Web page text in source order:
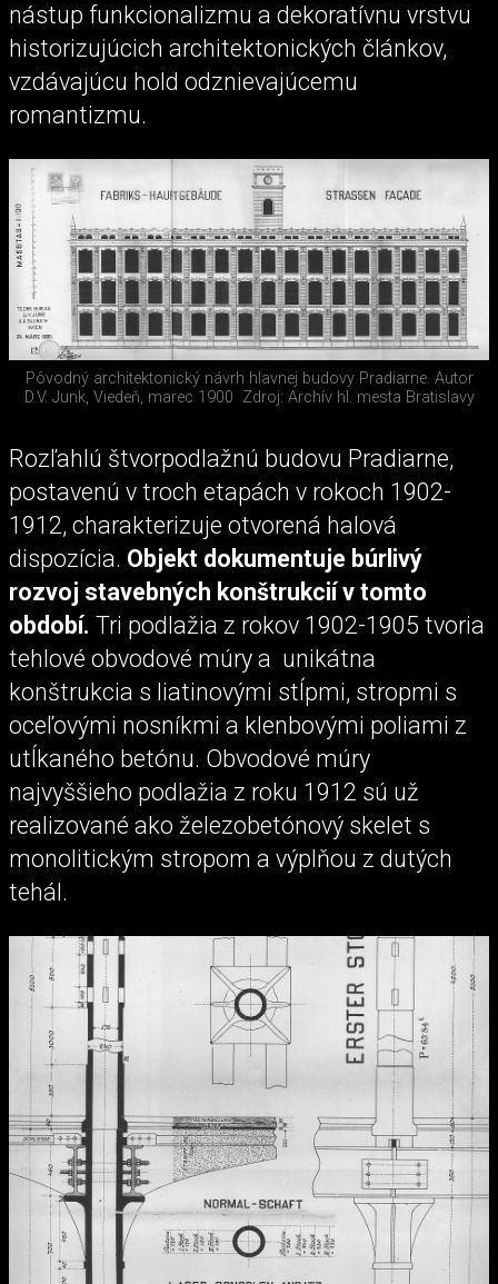
nástup funkcionalizmu a dekoratívnu vrstvu
historizujúcich architektonických článkov,
vzdávajúcu hold odznievajúcemu
romantizmu.
Pôvodný architektonický návrh hlavnej budovy Pradiarne. Autor
D.V. Junk, Viedeň, marec 1900 Zdroj: Archív hl. mesta Bratislavy
Rozľahlú štvorpodlažnú budovu Pradiarne,
postavenú v troch etapách v rokoch 1902-
1912, charakterizuje otvorená halová
dispozícia. Objekt dokumentuje búrlivý
rozvoj stavebných konštrukcií v tomto
období. Tri podlažia z rokov 1902-1905 tvoria
tehlové obvodové múry a unikátna
konštrukcia s liatinovými stĺpmi, stropmi s
oceľovými nosníkmi a klenbovými poliami z
utĺkaného betónu. Obvodové múry
najvyššieho podlažia z roku 1912 sú už
realizované ako železobetónový skelet s
monolitickým stropom a výplňou z dutých
tehál.